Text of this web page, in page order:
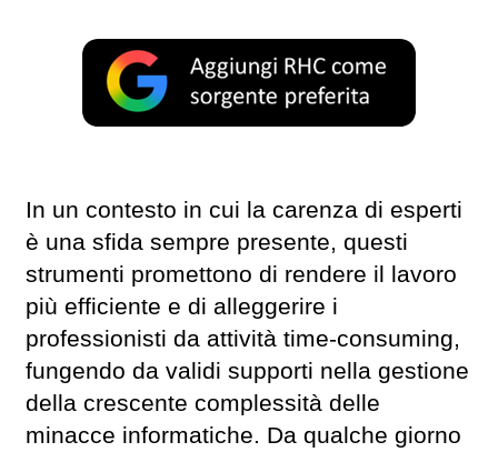
In un contesto in cui la carenza di esperti
è una sfida sempre presente, questi
strumenti promettono di rendere il lavoro
più efficiente e di alleggerire i
professionisti da attività time-consuming,
fungendo da validi supporti nella gestione
della crescente complessità delle
minacce informatiche. Da qualche giorno